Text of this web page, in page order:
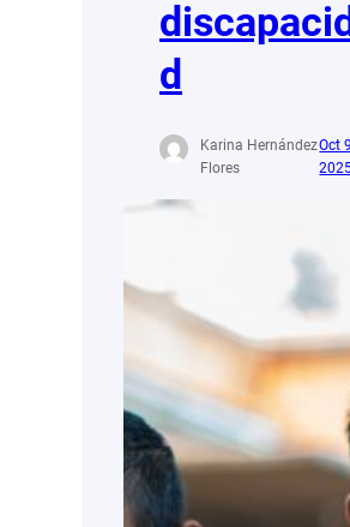
d
Karina Hernández
Flores
Oct